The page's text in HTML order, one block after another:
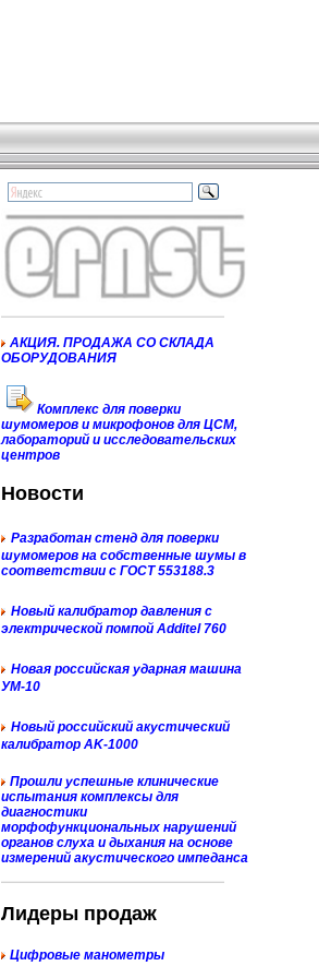
АКЦИЯ. ПРОДАЖА СО СКЛАДА
ОБОРУДОВАНИЯ
Комплекс для поверки
шумомеров и микрофонов для ЦСМ,
лабораторий и исследовательских
центров
Новости
Разработан стенд для поверки
шумомеров на собственные шумы в
соответствии с ГОСТ 553188.3
Новый калибратор давления с
электрической помпой Additel 760
Новая российская ударная машина
УМ-10
Новый российский акустический
калибратор AK-1000
Прошли успешные клинические
испытания комплексы для
диагностики
морфофункциональных нарушений
органов слуха и дыхания на основе
измерений акустического импеданса
Лидеры продаж
Цифровые манометры